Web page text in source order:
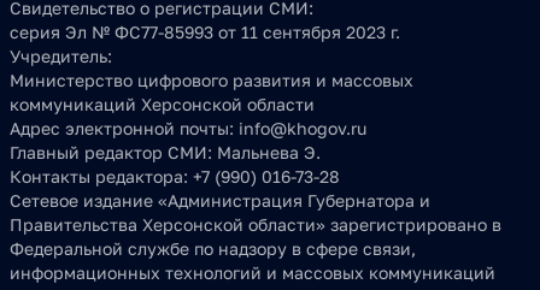
Свидетельство о регистрации СМИ:
серия Эл № ФС77-85993 от 11 сентября 2023 г.
Учредитель:
Министерство цифрового развития и массовых
коммуникаций Херсонской области
Адрес электронной почты: info@khogov.ru
Главный редактор СМИ: Мальнева Э.
Контакты редактора: +7 (990) 016-73-28
Сетевое издание «Администрация Губернатора и
Правительства Херсонской области» зарегистрировано в
Федеральной службе по надзору в сфере связи,
информационных технологий и массовых коммуникаций